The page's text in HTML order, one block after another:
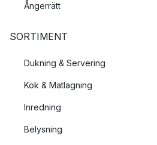
Ångerrätt
SORTIMENT
Dukning & Servering
Kök & Matlagning
Inredning
Belysning